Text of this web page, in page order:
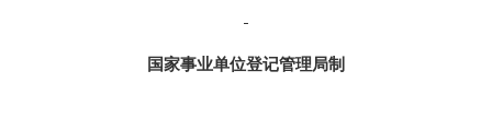
国家事业单位登记管理局制